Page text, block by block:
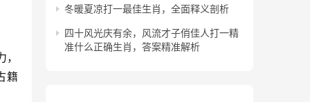
籍
冬暖夏凉打一最佳生肖，全面释义剖析
四十风光庆有余，风流才子俏佳人打一精
准什么正确生肖，答案精准解析